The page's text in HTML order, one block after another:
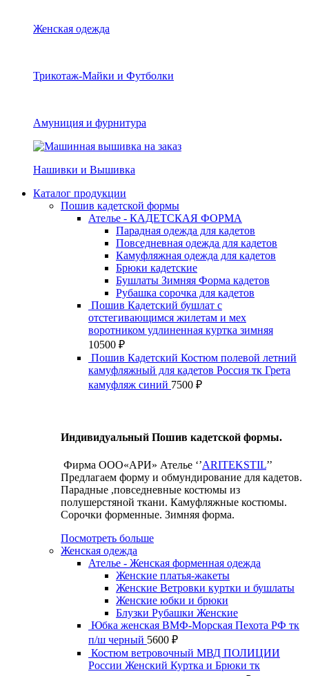
Женская одежда
Трикотаж-Майки и Футболки
Амуниция и фурнитура
Нашивки и Вышивка
Каталог продукции
Пошив кадетской формы
Ателье - КАДЕТСКАЯ ФОРМА
Парадная одежда для кадетов
Повседневная одежда для кадетов
Камуфляжная одежда для кадетов
Брюки кадетские
Бушлаты Зимняя Форма кадетов
Рубашка сорочка для кадетов
Пошив Кадетский бушлат с
отстегивающимся жилетам и мех
воротником удлиненная куртка зимняя
10500 ₽
Пошив Кадетский Костюм полевой летний
камуфляжный для кадетов Россия тк Грета
камуфляж синий 7500 ₽
Индивидуальный Пошив кадетской формы.
Фирма ООО«АРИ» Ателье ‘’ARITEKSTIL’’
Предлагаем форму и обмундирование для кадетов.
Парадные ,повседневные костюмы из
полушерстяной ткани. Камуфляжные костюмы.
Сорочки форменные. Зимняя форма.
Посмотреть больше
Женская одежда
Ателье - Женская форменная одежда
Женские платья-жакеты
Женские Ветровки куртки и бушлаты
Женские юбки и брюки
Блузки Рубашки Женские
Юбка женская ВМФ-Морская Пехота РФ тк
п/ш черный 5600 ₽
Костюм ветровочный МВД ПОЛИЦИИ
России Женский Куртка и Брюки тк